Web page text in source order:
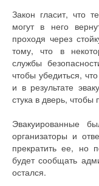
Закон гласит, что
могут в него
проходя через
тому, что в
службы
чтобы убедиться,
и в результате
стука в дверь,
Эвакуированные
организаторы и
прекратить ее, но
будет сообщать
остался.